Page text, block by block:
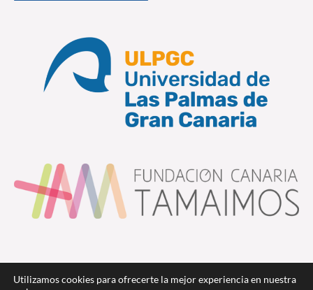
Utilizamos cookies para ofrecerte la mejor experiencia en nuestra